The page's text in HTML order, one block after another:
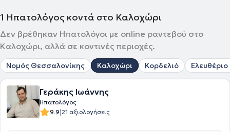
1 Ηπατολόγος κοντά στο Καλοχώρι
Δεν βρέθηκαν Ηπατολόγοι με online ραντεβού στο
Καλοχώρι, αλλά σε κοντινές περιοχές.
Νομός Θεσσαλονίκης Καλοχώρι Κορδελιό
Γεράκης Ιωάννης
Ηπατολόγος
9.9|21 αξιολογήσεις